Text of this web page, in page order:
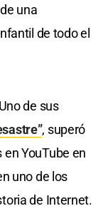
una
de todo el
de sus
, superó
YouTube en
uno de los
de Internet.